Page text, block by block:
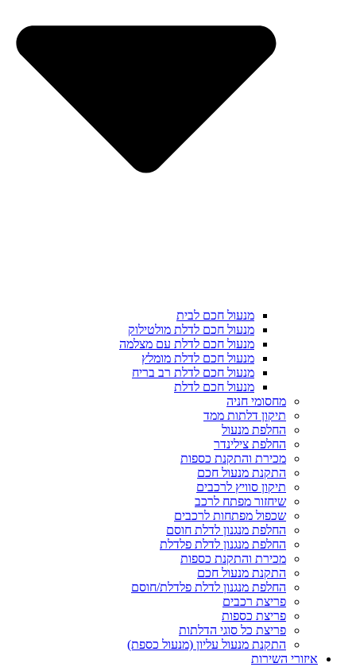
מנעול חכם לבית
מנעול חכם לדלת מולטילוק
מנעול חכם לדלת עם מצלמה
מנעול חכם לדלת מומלץ
מנעול חכם לדלת רב בריח
מנעול חכם לדלת
מחסומי חניה
תיקון דלתות ממד
החלפת מנעול
החלפת צילינדר
מכירת והתקנת כספות
התקנת מנעול חכם
תיקון סוויץ לרכבים
שיחזור מפתח לרכב
שכפול מפתחות לרכבים
החלפת מנגנון לדלת חוסם
החלפת מנגנון לדלת פלדלת
מכירת והתקנת כספות
התקנת מנעול חכם
החלפת מנגנון לדלת פלדלת/חוסם
פריצת רכבים
פריצת כספות
פריצת כל סוגי הדלתות
התקנת מנעול עליון (מנעול כספת)
איזורי השירות